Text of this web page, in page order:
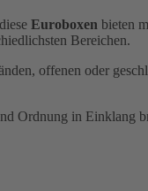
Euroboxen bieten
Bereichen.
offenen oder
Ordnung in Einklang